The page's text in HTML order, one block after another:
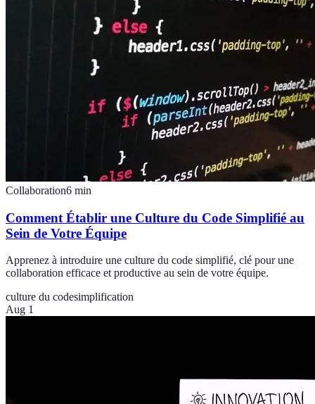
Collaboration6 min
Comment Établir une Culture du Code Simplifié au
Sein de Votre Équipe
Apprenez à introduire une culture du code simplifié, clé pour une
collaboration efficace et productive au sein de votre équipe.
culture du codesimplification
Aug 1